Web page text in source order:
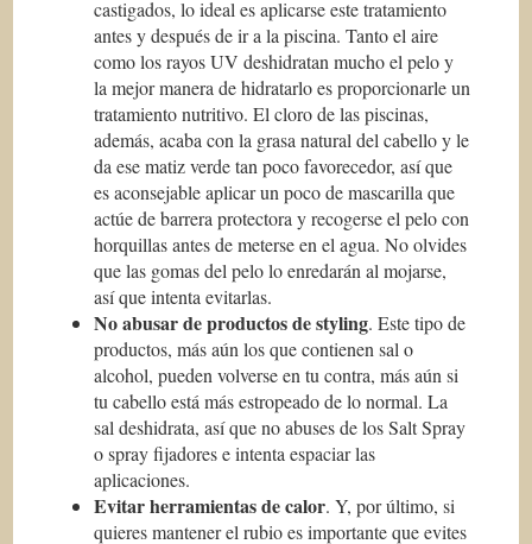
castigados, lo ideal es aplicarse este tratamiento
antes y después de ir a la piscina. Tanto el aire
como los rayos UV deshidratan mucho el pelo y
la mejor manera de hidratarlo es proporcionarle un
tratamiento nutritivo. El cloro de las piscinas,
además, acaba con la grasa natural del cabello y le
da ese matiz verde tan poco favorecedor, así que
es aconsejable aplicar un poco de mascarilla que
actúe de barrera protectora y recogerse el pelo con
horquillas antes de meterse en el agua. No olvides
que las gomas del pelo lo enredarán al mojarse,
así que intenta evitarlas.
No abusar de productos destyling. Este tipo de
productos, más aún los que contienen sal o
alcohol, pueden volverse en tu contra, más aún si
tu cabello está más estropeado de lo normal. La
sal deshidrata, así que no abuses de los Salt Spray
o spray fijadores e intenta espaciar las
aplicaciones.
Evitar herramientas de calor. Y, por último, si
quieres mantener el rubio es importante que evites